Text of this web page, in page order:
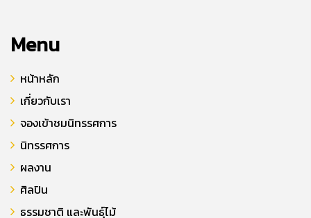
Menu
หน้าหลัก
เกี่ยวกับเรา
จองเข้าชมนิทรรศการ
นิทรรศการ
ผลงาน
ศิลปิน
ธรรมชาติ และพันธุ์ไม้